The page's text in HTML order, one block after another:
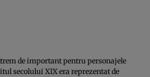
de important pentru personajele
secolului XIX era reprezentat de